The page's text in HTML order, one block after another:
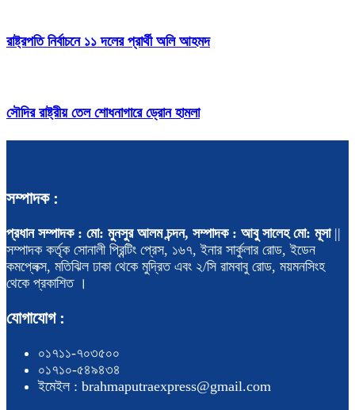
রাষ্ট্রপতি নির্বাচনে ১১ দলের প্রার্থী অলি আহমদ
সৌদির রাষ্ট্রীয় তেল শোধনাগারে ড্রোন হামলা
সম্পাদক :
প্রধান সম্পাদক : মো: মুনসুর আলম চন্দন, সম্পাদক : আবু সালেহ মো: মূসা||
সম্পাদক কর্তৃক সোনালী প্রিন্টিং প্রেস, ১৬৭, ইনার সার্কুলার রোড, ইডেন
কমপ্লেক্স, মতিঝিল ঢাকা থেকে মুদ্রিত এবং ২/সি রামবাবু রোড, ময়মনসিংহ
থেকে প্রকাশিত ।
যোগাযোগ :
০১৭১১-৭০৩৫০০
০১৭১০-৫৪৯৪৩৪
ইমেইল : brahmaputraexpress@gmail.com